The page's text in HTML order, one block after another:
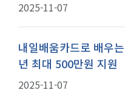
2025-11-07
내일배움카드로 배우
년 최대 500만원 지원
2025-11-07